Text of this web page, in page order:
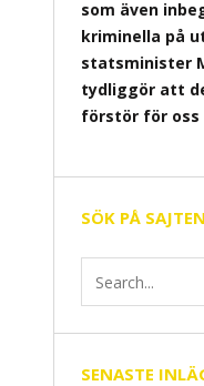
som även
kriminella på
statsminister
tydliggör att
förstör för oss
SÖK PÅ SAJTEN
SENASTE